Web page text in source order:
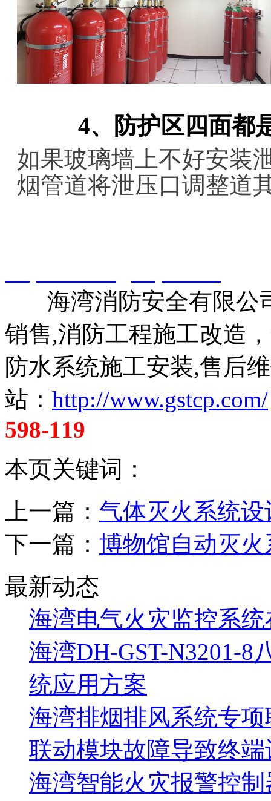
4、防护区四面都
如果玻璃墙上不好安装
烟管道将泄压口调整道
海湾消防安全有限公
销售,消防工程施工改造
防水系统施工安装,售后
站： http://www.gstcp.com/
598-119
本页关键词：
上一篇： 气体灭火系统
下一篇： 博物馆自动灭
最新动态
海湾电气火灾监控系
海湾DH-GST-N3201-8
统应用方案
海湾排烟排风系统专
联动模块故障导致终
海湾智能火灾报警控